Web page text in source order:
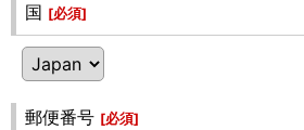
国 [必須]
郵便番号 [必須]